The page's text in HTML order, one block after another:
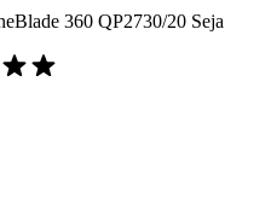
360 QP2730/20 Seja